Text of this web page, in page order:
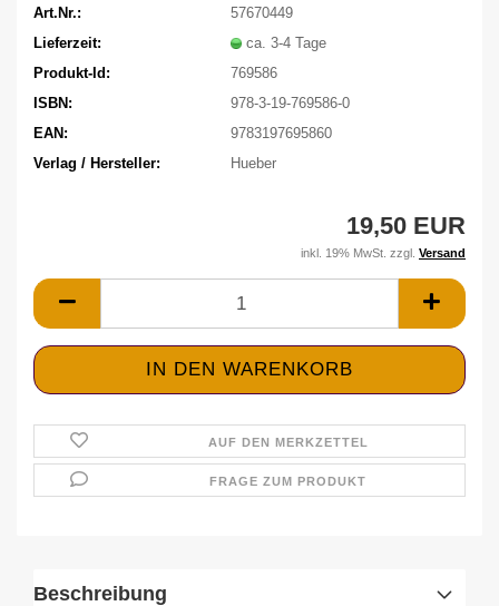
Art.Nr.:
57670449
Lieferzeit:
ca. 3-4 Tage
Produkt-Id:
769586
ISBN:
978-3-19-769586-0
EAN:
9783197695860
Verlag / Hersteller:
Hueber
19,50 EUR
inkl. 19% MwSt. zzgl. Versand
AUF DEN MERKZETTEL
FRAGE ZUM PRODUKT
Beschreibung